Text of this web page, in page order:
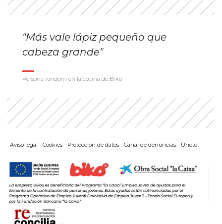
"Más vale lápiz pequeño que
cabeza grande"
Persona random en la cocina de Biko
Aviso legal Cookies Protección de datos Canal de denuncias Únete